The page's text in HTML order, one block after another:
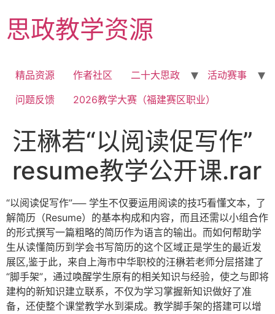
content
思政教学资源
精品资源 作者社区 二十大思政
活动赛事
问题反馈
2026教学大赛（福建赛区职业）
汪楙若“以阅读促写作”
resume教学公开课.rar
“以阅读促写作”── 学生不仅要运用阅读的技巧看懂文本，了
解简历（Resume）的基本构成和内容，而且还需以小组合作
的形式撰写一篇粗略的简历作为语言的输出。而如何帮助学
生从读懂简历到学会书写简历的这个区域正是学生的最近发
展区,鉴于此，来自上海市中华职校的汪楙若老师分层搭建了
“脚手架”，通过唤醒学生原有的相关知识与经验，使之与即将
建构的新知识建立联系，不仅为学习掌握新知识做好了准
备，还使整个课堂教学水到渠成。教学脚手架的搭建可以增